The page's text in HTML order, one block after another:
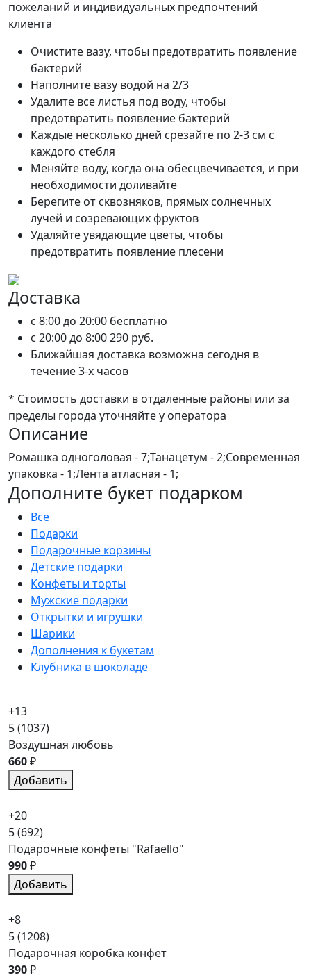
пожеланий и индивидуальных предпочтений
клиента
Очистите вазу, чтобы предотвратить появление
бактерий
Наполните вазу водой на 2/3
Удалите все листья под воду, чтобы
предотвратить появление бактерий
Каждые несколько дней срезайте по 2-3 см с
каждого стебля
Меняйте воду, когда она обесцвечивается, и при
необходимости доливайте
Берегите от сквозняков, прямых солнечных
лучей и созревающих фруктов
Удаляйте увядающие цветы, чтобы
предотвратить появление плесени
Доставка
c 8:00 до 20:00 бесплатно
c 20:00 до 8:00290 руб.
Ближайшая доставка возможна сегодня в
течение 3-х часов
* Стоимость доставки в отдаленные районы или за
пределы города уточняйте у оператора
Описание
Ромашка одноголовая - 7;Танацетум - 2;Современная
упаковка - 1;Лента атласная - 1;
Дополните букет подарком
Все
Подарки
Подарочные корзины
Детские подарки
Конфеты и торты
Мужские подарки
Открытки и игрушки
Шарики
Дополнения к букетам
Клубника в шоколаде
+13
5(1037)
Воздушная любовь
660₽
Добавить
+20
5(692)
Подарочные конфеты "Rafaello"
990₽
Добавить
+8
5(1208)
Подарочная коробка конфет
390₽